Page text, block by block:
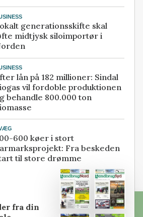
generationsskifte skal
midtjysk siloimportør i
lån på 182 millioner: Sindal
vil fordoble produktionen
behandle 800.000 ton
600 køer i stort
Fra beskeden
til store drømme
fra din